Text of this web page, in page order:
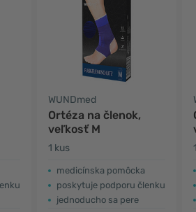
WUNDmed
Ortéza na členok,
veľkosť M
1 kus
medicínska pomôcka
poskytuje podporu členku
jednoducho sa pere